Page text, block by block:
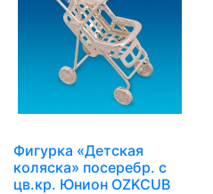
Фигурка «Детская
коляска» посеребр. с
цв.кр. Юнион OZKCUB